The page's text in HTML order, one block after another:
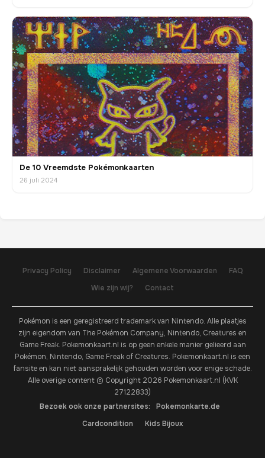
De 10 Vreemdste Pokémonkaarten
26 juli 2024
Privacy Policy Disclaimer Algemene Voorwaarden
FAQ
Wie zijn wij?
Contact
Pokémon is een geregistreerd trademark van Nintendo. Alle plaatjes
zijn eigendom van The Pokémon Company, Nintendo, Creatures en
Game Freak. Pokemonkaart.nl is op geen enkele manier gelieerd aan
Pokémon, Nintendo, Game Freak of Creatures. Pokemonkaart.nl is een
fansite en kan niet aansprakelijk gehouden worden voor enige schade.
Alle overige content © Copyright 2026 Pokemonkaart.nl (KVK
27122833)
Bezoek ook onze partnersites:
Pokemonkarte.de
Cardcondition
Kids Bijoux